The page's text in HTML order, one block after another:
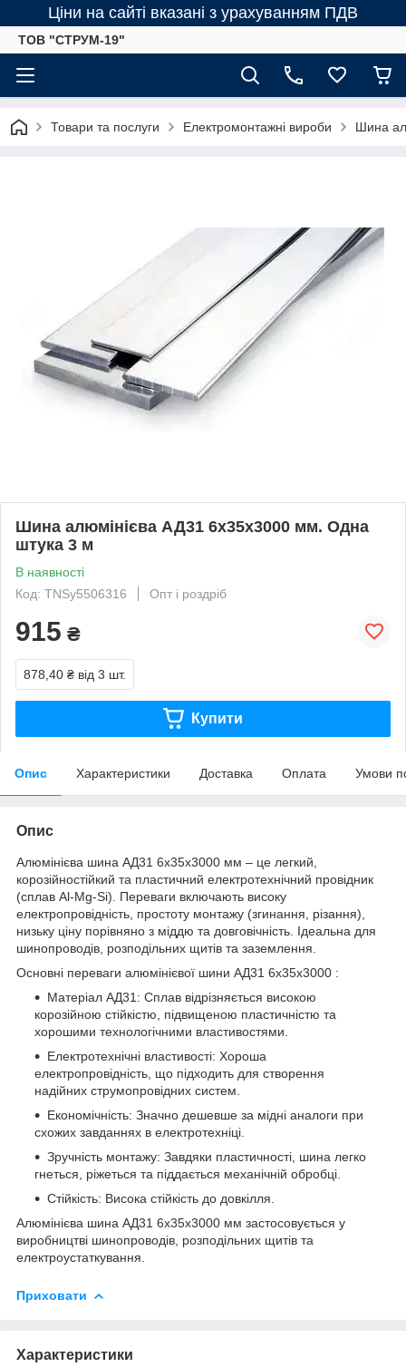
Ціни на сайті вказані з урахуванням ПДВ
ТОВ "СТРУМ-19"
Товари та послуги Електромонтажні вироби Шина
Шина алюмінієва АД31 6х35х3000 мм. Одна
штука 3 м
В наявності
Код: TNSy5506316
Опт і роздріб
915 ₴
878,40 ₴ від 3 шт.
Купити
Опис Характеристики Доставка Оплата Умови
Опис
Алюмінієва шина АД31 6х35х3000 мм – це легкий,
корозійностійкий та пластичний електротехнічний провідник
(сплав Al-Mg-Si). Переваги включають високу
електропровідність, простоту монтажу (згинання, різання),
низьку ціну порівняно з міддю та довговічність. Ідеальна для
шинопроводів, розподільних щитів та заземлення.
Основні переваги алюмінієвої шини АД31 6х35х3000 :
Матеріал АД31: Сплав відрізняється високою
корозійною стійкістю, підвищеною пластичністю та
хорошими технологічними властивостями.
Електротехнічні властивості: Хороша
електропровідність, що підходить для створення
надійних струмопровідних систем.
Економічність: Значно дешевше за мідні аналоги при
схожих завданнях в електротехніці.
Зручність монтажу: Завдяки пластичності, шина легко
гнеться, ріжеться та піддається механічній обробці.
Стійкість: Висока стійкість до довкілля.
Алюмінієва шина АД31 6х35х3000 мм застосовується у
виробництві шинопроводів, розподільних щитів та
електроустаткування.
Приховати
Характеристики